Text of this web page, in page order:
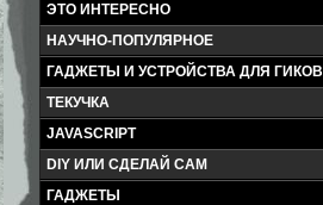
ЭТО ИНТЕРЕСНО
НАУЧНО-ПОПУЛЯРНОЕ
ГАДЖЕТЫ И УСТРОЙСТВА ДЛЯ ГИКОВ
ТЕКУЧКА
JAVASCRIPT
DIY ИЛИ СДЕЛАЙ САМ
ГАДЖЕТЫ